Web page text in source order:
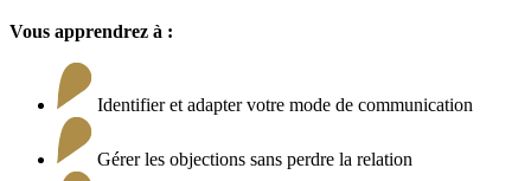
Vous apprendrez à :
Identifier et adapter votre mode de communication
Gérer les objections sans perdre la relation